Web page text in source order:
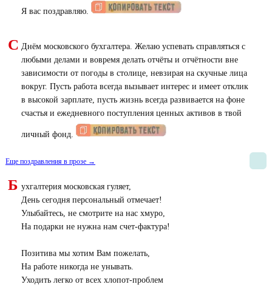
Я вас поздравляю.
С Днём московского бухгалтера. Желаю успевать справляться с
любыми делами и вовремя делать отчёты и отчётности вне
зависимости от погоды в столице, невзирая на скучные лица
вокруг. Пусть работа всегда вызывает интерес и имеет отклик
в высокой зарплате, пусть жизнь всегда развивается на фоне
счастья и ежедневного поступления ценных активов в твой
личный фонд.
Еще поздравления в прозе →
Б ухгалтерия московская гуляет,
День сегодня персональный отмечает!
Улыбайтесь, не смотрите на нас хмуро,
На подарки не нужна нам счет-фактура!
Позитива мы хотим Вам пожелать,
На работе никогда не унывать.
Уходить легко от всех хлопот-проблем